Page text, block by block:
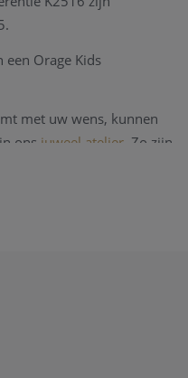
een Orage Kids
met uw wens, kunnen
ons juweel atelier . Zo zijn
in onze zaak, alsook